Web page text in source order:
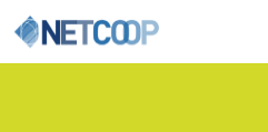
Navigazione